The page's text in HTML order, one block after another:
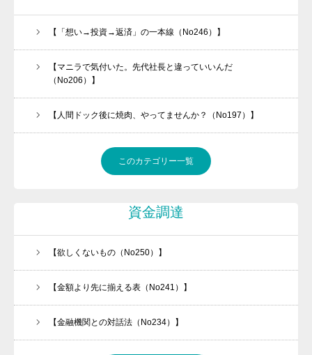
【「想い→投資→返済」の一本線（No246）】
【マニラで気付いた。先代社長と違っていいんだ
（No206）】
【人間ドック後に焼肉、やってませんか？（No197）】
このカテゴリー一覧
資金調達
【欲しくないもの（No250）】
【金額より先に揃える表（No241）】
【金融機関との対話法（No234）】